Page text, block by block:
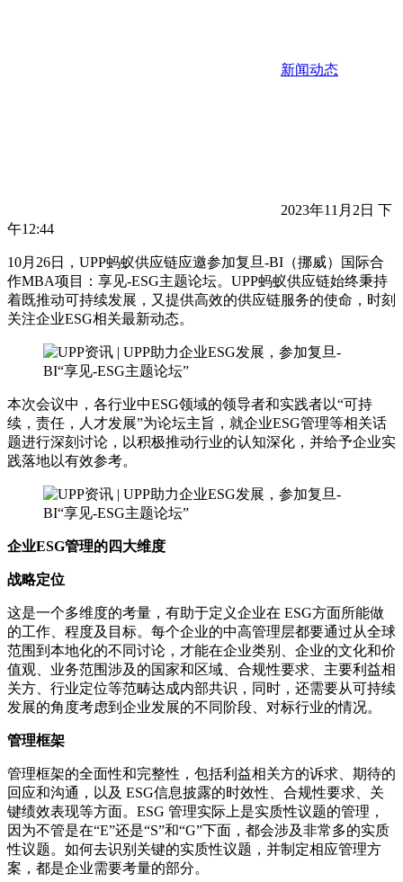
新闻动态
2023年11月2日 下
午12:44
10月26日，UPP蚂蚁供应链应邀参加复旦-BI（挪威）国际合
作MBA项目：享见-ESG主题论坛。UPP蚂蚁供应链始终秉持
着既推动可持续发展，又提供高效的供应链服务的使命，时刻
关注企业ESG相关最新动态。
本次会议中，各行业中ESG领域的领导者和实践者以“可持
续，责任，人才发展”为论坛主旨，就企业ESG管理等相关话
题进行深刻讨论，以积极推动行业的认知深化，并给予企业实
践落地以有效参考。
企业ESG管理的四大维度
战略定位
这是一个多维度的考量，有助于定义企业在 ESG方面所能做
的工作、程度及目标。每个企业的中高管理层都要通过从全球
范围到本地化的不同讨论，才能在企业类别、企业的文化和价
值观、业务范围涉及的国家和区域、合规性要求、主要利益相
关方、行业定位等范畴达成内部共识，同时，还需要从可持续
发展的角度考虑到企业发展的不同阶段、对标行业的情况。
管理框架
管理框架的全面性和完整性，包括利益相关方的诉求、期待的
回应和沟通，以及 ESG信息披露的时效性、合规性要求、关
键绩效表现等方面。ESG 管理实际上是实质性议题的管理，
因为不管是在“E”还是“S”和“G”下面，都会涉及非常多的实质
性议题。如何去识别关键的实质性议题，并制定相应管理方
案，都是企业需要考量的部分。